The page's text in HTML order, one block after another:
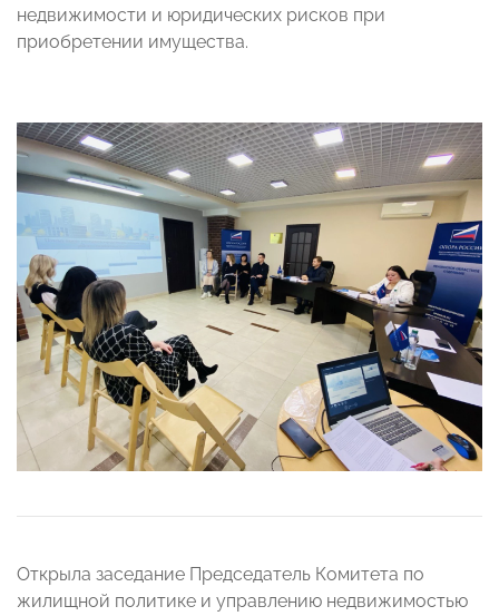
недвижимости и юридических рисков при
приобретении имущества.
Открыла заседание Председатель Комитета по
жилищной политике и управлению недвижимостью